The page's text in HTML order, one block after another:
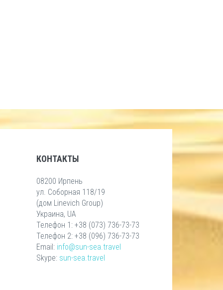
КОНТАКТЫ
08200 Ирпень
ул. Соборная 118/19
(дом Linevich Group)
Украина, UA
Телефон 1: +38 (073) 736-73-73
Телефон 2: +38 (096) 736-73-73
Email: info@sun-sea.travel
Skype: sun-sea.travel